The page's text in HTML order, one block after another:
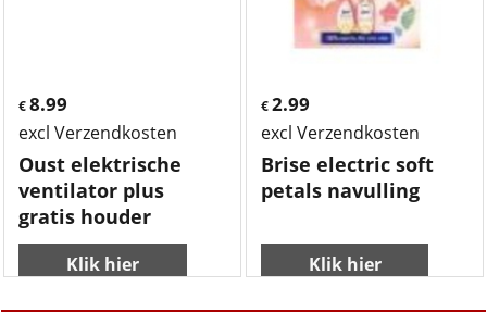
€ 8.99
excl Verzendkosten
Oust elektrische
ventilator plus
gratis houder
Klik hier
€2.99
excl Verzendkosten
Brise electric soft
petals navulling
Klik hier